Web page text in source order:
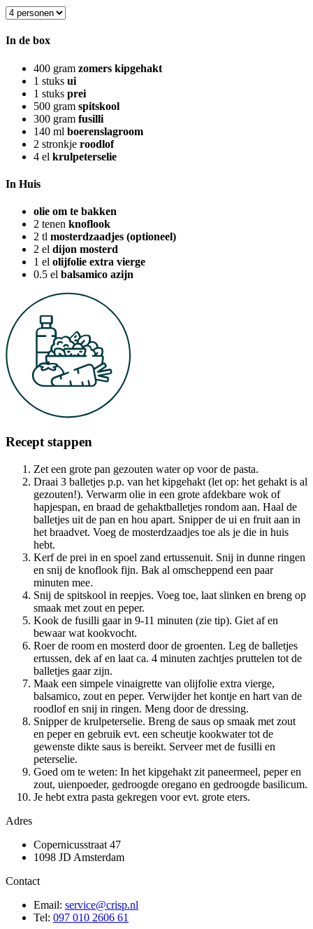
In de box
400 gram zomers kipgehakt
1 stuks ui
1 stuks prei
500 gram spitskool
300 gram fusilli
140 ml boerenslagroom
2 stronkje roodlof
4 el krulpeterselie
In Huis
olie om te bakken
2 tenen knoflook
2 tl mosterdzaadjes (optioneel)
2 el dijon mosterd
1 el olijfolie extra vierge
0.5 el balsamico azijn
Recept stappen
Zet een grote pan gezouten water op voor de pasta.
Draai 3 balletjes p.p. van het kipgehakt (let op: het gehakt is al
gezouten!). Verwarm olie in een grote afdekbare wok of
hapjespan, en braad de gehaktballetjes rondom aan. Haal de
balletjes uit de pan en hou apart. Snipper de ui en fruit aan in
het braadvet. Voeg de mosterdzaadjes toe als je die in huis
hebt.
Kerf de prei in en spoel zand ertussenuit. Snij in dunne ringen
en snij de knoflook fijn. Bak al omscheppend een paar
minuten mee.
Snij de spitskool in reepjes. Voeg toe, laat slinken en breng op
smaak met zout en peper.
Kook de fusilli gaar in 9-11 minuten (zie tip). Giet af en
bewaar wat kookvocht.
Roer de room en mosterd door de groenten. Leg de balletjes
ertussen, dek af en laat ca. 4 minuten zachtjes pruttelen tot de
balletjes gaar zijn.
Maak een simpele vinaigrette van olijfolie extra vierge,
balsamico, zout en peper. Verwijder het kontje en hart van de
roodlof en snij in ringen. Meng door de dressing.
Snipper de krulpeterselie. Breng de saus op smaak met zout
en peper en gebruik evt. een scheutje kookwater tot de
gewenste dikte saus is bereikt. Serveer met de fusilli en
peterselie.
Goed om te weten: In het kipgehakt zit paneermeel, peper en
zout, uienpoeder, gedroogde oregano en gedroogde basilicum.
Je hebt extra pasta gekregen voor evt. grote eters.
Adres
Copernicusstraat 47
1098 JD Amsterdam
Contact
Email: service@crisp.nl
Tel: 097 010 2606 61